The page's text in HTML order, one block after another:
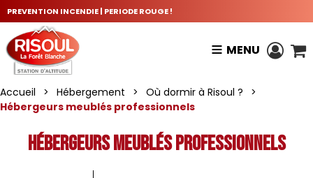
PREVENTION INCENDIE | PERIODE ROUGE !
MENU
Accueil > Hébergement > Où dormir à Risoul ?
>
Hébergeurs meublés professionnels
Hébergeurs meublés professionnels